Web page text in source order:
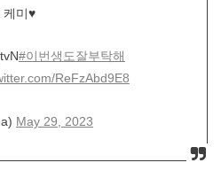
케미♥
#이번생도잘부탁해
ReFzAbd9E8
May 29, 2023